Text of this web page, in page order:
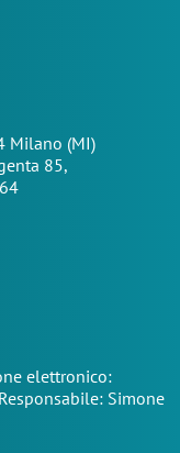
Milano (MI)
85,
elettronico:
Simone